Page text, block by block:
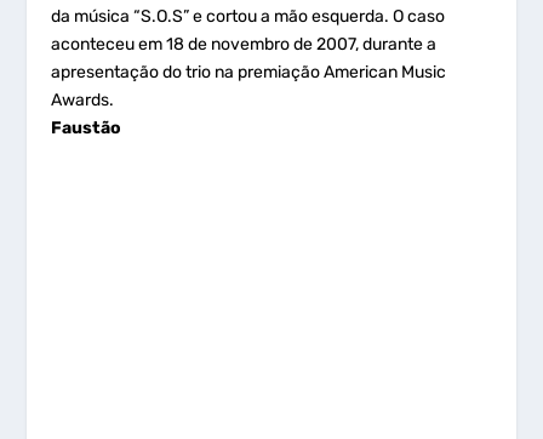
da música “S.O.S” e cortou a mão esquerda. O caso
aconteceu em 18 de novembro de 2007, durante a
apresentação do trio na premiação American Music
Awards.
Faustão